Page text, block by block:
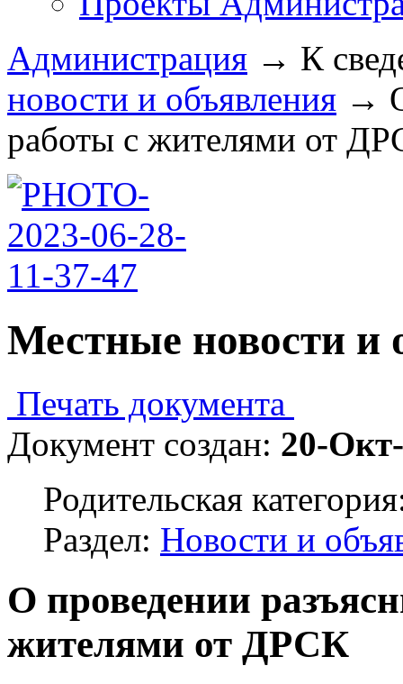
Администрация → К
новости и объявления →
работы с жителями от
Местные новости и
Печать документа
Документ создан: 20-
Родительская
Раздел: Новости и
О проведении
жителями от ДРСК